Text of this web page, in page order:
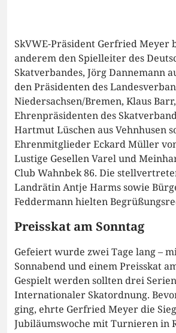
SkVWE-Präsident Gerfried Meyer
anderem den Spielleiter des
Skatverbandes, Jörg Dannemann
den Präsidenten des
Niedersachsen/Bremen, Klaus
Ehrenpräsidenten des
Hartmut Lüschen aus Vehnhusen
Ehrenmitglieder Eckard Müller
Lustige Gesellen Varel und
Club Wahnbek 86. Die
Landrätin Antje Harms sowie
Feddermann hielten
Preisskat am Sonntag
Gefeiert wurde zwei Tage lang –
Sonnabend und einem Preisskat
Gespielt werden sollten drei
Internationaler Skatordnung.
ging, ehrte Gerfried Meyer die
Jubiläumswoche mit Turnieren in